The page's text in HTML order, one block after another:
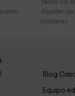
Yetas De
Alquiler
Inazares
Blog
Equipo